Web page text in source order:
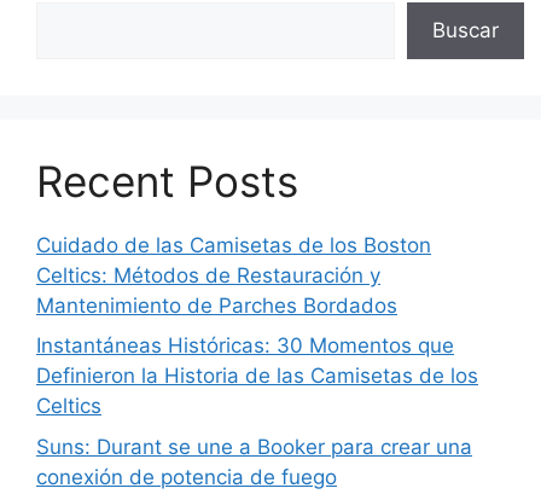
Buscar
Recent Posts
Cuidado de las Camisetas de los Boston
Celtics: Métodos de Restauración y
Mantenimiento de Parches Bordados
Instantáneas Históricas: 30 Momentos que
Definieron la Historia de las Camisetas de los
Celtics
Suns: Durant se une a Booker para crear una
conexión de potencia de fuego